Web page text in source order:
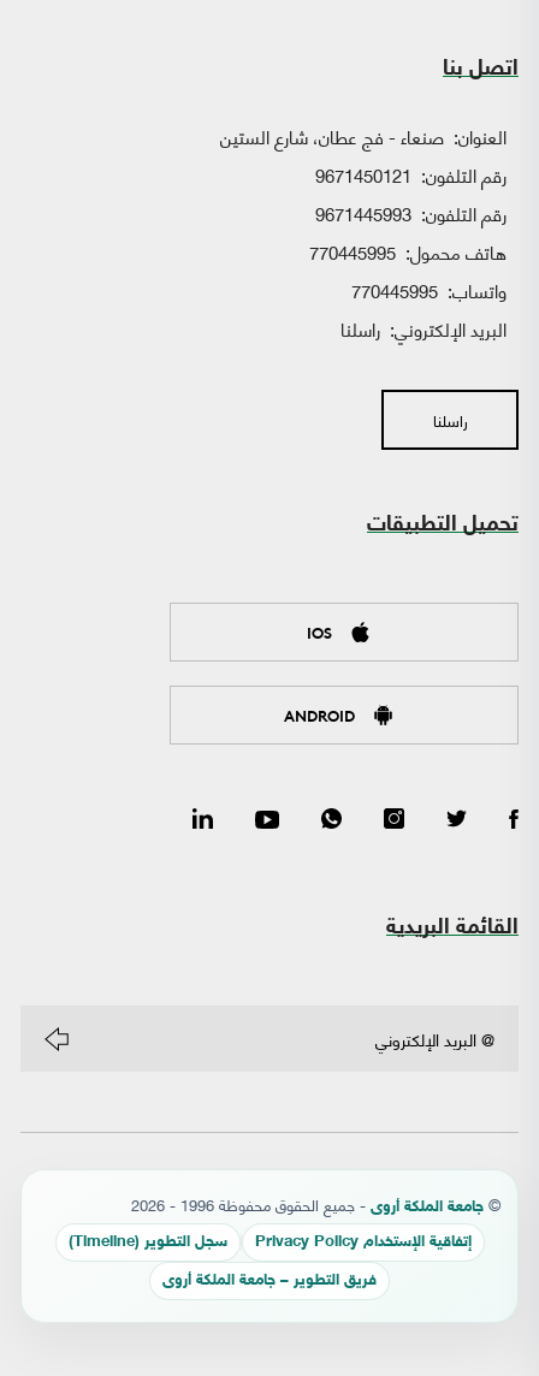
اتصل بنا
العنوان: صنعاء - فج عطان، شارع الستين
رقم التلفون: 9671450121
رقم التلفون: 9671445993
هاتف محمول: 770445995
واتساب:
البريد الإلكتروني: راسلنا
راسلنا
تحميل التطبيقات
IOS
ANDROID
القائمة البريدية
© جامعة الملكة أروى - جميع الحقوق محفوظة 1996 - 2026
إتفاقية الإستخدام Privacy Policy سجل التطوير (Timeline)
فريق التطوير – جامعة الملكة أروى